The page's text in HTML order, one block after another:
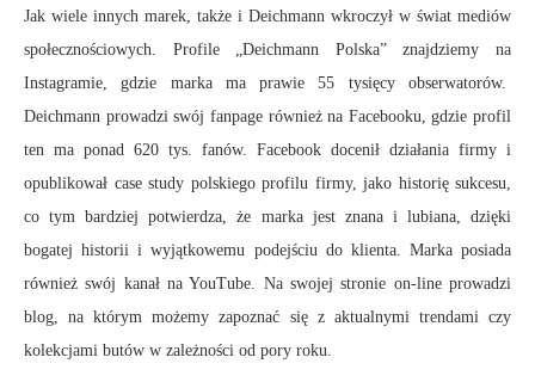
Jak wiele innych marek, także i Deichmann wkroczył w świat mediów
społecznościowych. Profile „Deichmann Polska” znajdziemy na
Instagramie, gdzie marka ma prawie 55 tysięcy obserwatorów.
Deichmann prowadzi swój fanpage również na Facebooku, gdzie profil
ten ma ponad 620 tys. fanów. Facebook docenił działania firmy i
opublikował case study polskiego profilu firmy, jako historię sukcesu,
co tym bardziej potwierdza, że marka jest znana i lubiana, dzięki
bogatej historii i wyjątkowemu podejściu do klienta. Marka posiada
również swój kanał na YouTube. Na swojej stronie on-line prowadzi
blog, na którym możemy zapoznać się z aktualnymi trendami czy
kolekcjami butów w zależności od pory roku.